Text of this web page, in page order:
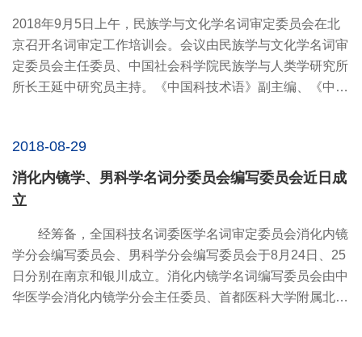
2018年9月5日上午，民族学与文化学名词审定委员会在北
京召开名词审定工作培训会。会议由民族学与文化学名词审
定委员会主任委员、中国社会科学院民族学与人类学研究所
所长王延中研究员主持。《中国科技术语》副主编、《中华
2018-08-29
消化内镜学、男科学名词分委员会编写委员会近日成
立
经筹备，全国科技名词委医学名词审定委员会消化内镜
学分会编写委员会、男科学分会编写委员会于8月24日、25
日分别在南京和银川成立。消化内镜学名词编写委员会由中
华医学会消化内镜学分会主任委员、首都医科大学附属北京